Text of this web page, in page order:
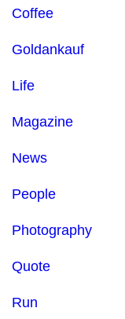
Coffee
Goldankauf
Life
Magazine
News
People
Photography
Quote
Run